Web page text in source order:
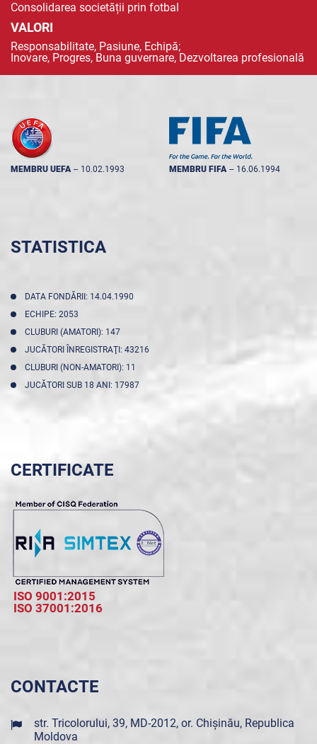
Consolidarea societății prin fotbal
VALORI
Responsabilitate, Pasiune, Echipă;
Inovare, Progres, Buna guvernare, Dezvoltarea profesională
MEMBRU UEFA -- 10.02.1993 MEMBRU FIFA -- 16.06.1994
STATISTICA
DATA FONDĂRII: 14.04.1990
ECHIPE: 2053
CLUBURI (AMATORI): 147
JUCĂTORI ÎNREGISTRAŢI: 43216
CLUBURI (NON-AMATORI): 11
JUCĂTORI SUB 18 ANI: 17987
CERTIFICATE
ISO 9001:2015
ISO 37001:2016
CONTACTE
str. Tricolorului, 39, MD-2012, or. Chișinău, Republica
Moldova